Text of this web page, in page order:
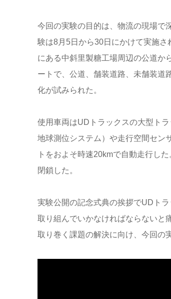
今回の実験の目的は、物流の現場で
験は8月5日から30日にかけて実施
にある中斜里製糖工場周辺の公道か
ートで、公道、舗装道路、未舗装道
化が試みられた。
使用車両はUDトラックスの大型ト
地球測位システム）や走行空間セン
トをおよそ時速20kmで自動走行し
閉鎖した。
実験公開の記念式典の挨拶でUDト
取り組んでいかなければならないと
取り巻く課題の解決に向け、今回の